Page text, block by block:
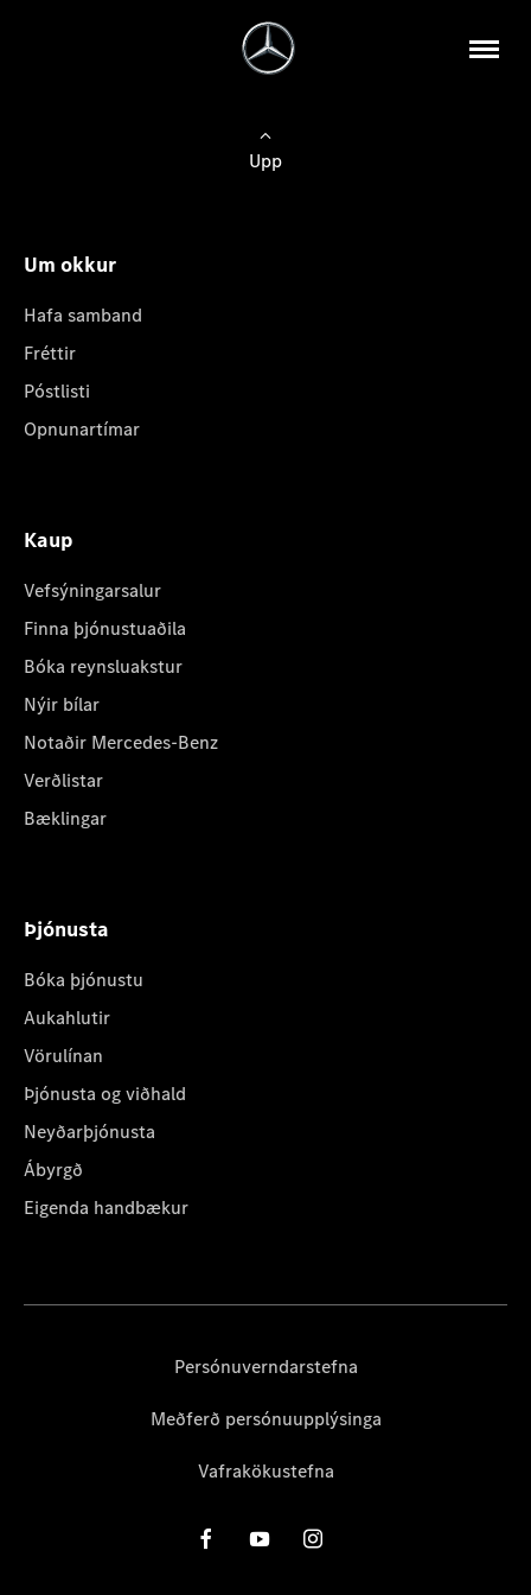
Upp
Um okkur
Hafa samband
Fréttir
Póstlisti
Opnunartímar
Kaup
Vefsýningarsalur
Finna þjónustuaðila
Bóka reynsluakstur
Nýir bílar
Notaðir Mercedes-Benz
Verðlistar
Bæklingar
Þjónusta
Bóka þjónustu
Aukahlutir
Vörulínan
Þjónusta og viðhald
Neyðarþjónusta
Ábyrgð
Eigenda handbækur
Persónuverndarstefna
Meðferð persónuupplýsinga
Vafrakökustefna